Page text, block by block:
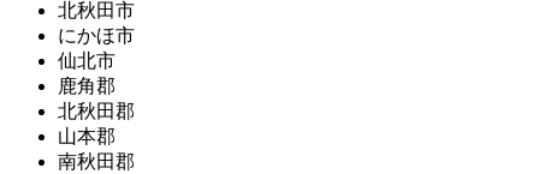
北秋田市
にかほ市
仙北市
鹿角郡
北秋田郡
山本郡
南秋田郡